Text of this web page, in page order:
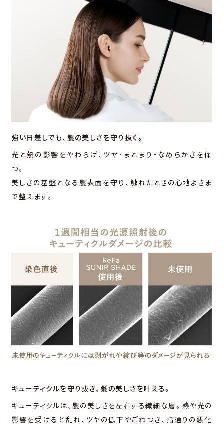
強い⽇差しでも、 髪の美しさを守り抜く。
光と熱の影響をやわらげ、ツヤ・まとまり・なめらかさを保
つ。
美しさの基盤となる髪表⾯を守り、触れたときの⼼地よさま
で整えます。
キューティクルを守り抜き、 髪の美しさを叶える。
キューティクルは、髪の美しさを左右する繊細な層。熱や光の
影響を受けると乱れ、ツヤの低下やごわつき、指通りの悪化